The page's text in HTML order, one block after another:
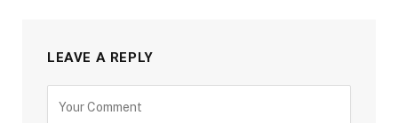
LEAVE A REPLY